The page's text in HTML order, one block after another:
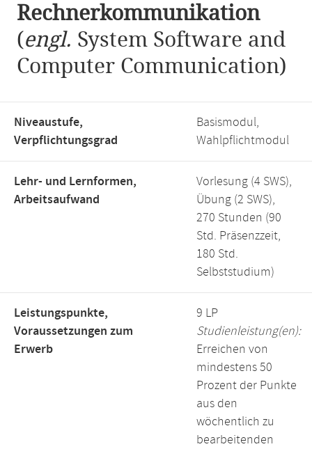
Rechnerkommunikation
(engl. System Software and
Computer Communication)
Niveaustufe,
Verpflichtungsgrad
Basismodul,
Wahlpflichtmodul
Lehr- und Lernformen,
Arbeitsaufwand
Vorlesung (4 SWS),
Übung (2 SWS),
270 Stunden (90
Std. Präsenzzeit,
180 Std.
Selbststudium)
Leistungspunkte,
Voraussetzungen zum
Erwerb
9 LP
Studienleistung(en):
Erreichen von
mindestens 50
Prozent der Punkte
aus den
wöchentlich zu
bearbeitenden